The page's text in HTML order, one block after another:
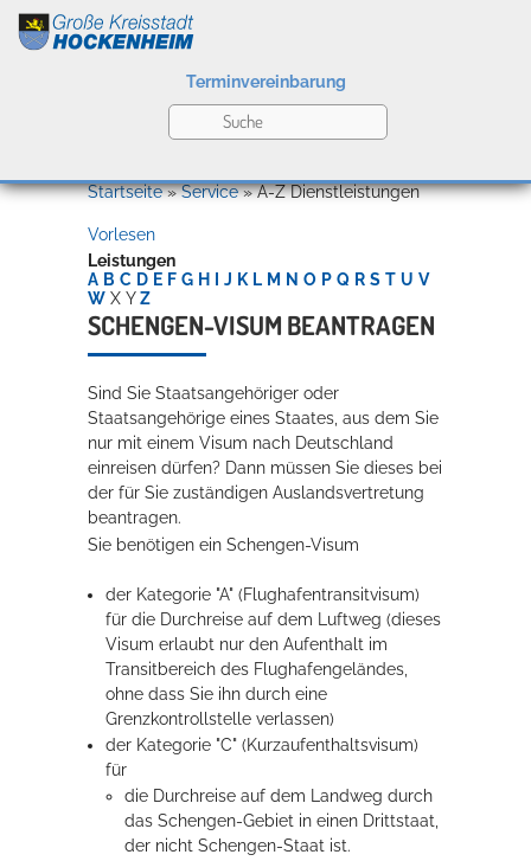
Kultur
Bildung
Wirtschaft
Service
Terminvereinbarung
Konzerte, Tagungen und vieles mehr
Die Stadthalle Hockenheim bietet den perfekten Standort für Events
Startseite»Service»A-Z Dienstleistungen
Vorlesen
Leistungen
A B C D E F G H J K L M N O P Q R S T U V
W X Y Z
SCHENGEN-VISUM BEANTRAGEN
Sind Sie Staatsangehöriger oder
Staatsangehörige eines Staates, aus dem Sie
nur mit einem Visum nach Deutschland
einreisen dürfen? Dann müssen Sie dieses bei
der für Sie zuständigen Auslandsvertretung
beantragen.
Sie benötigen ein Schengen-Visum
der Kategorie "A" (Flughafentransitvisum)
für die Durchreise auf dem Luftweg(dieses
Visum erlaubt nur den Aufenthalt im
Transitbereich des Flughafengeländes,
ohne dass Sie ihn durch eine
Grenzkontrollstelle verlassen)
der Kategorie "C" (Kurzaufenthaltsvisum)
für
die Durchreise auf dem Landweg durch
das Schengen-Gebiet in einen Drittstaat,
der nicht Schengen-Staat ist.